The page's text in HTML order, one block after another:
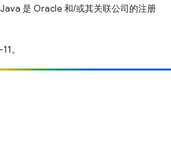
是 Oracle 和/或其关联公司的注册
。